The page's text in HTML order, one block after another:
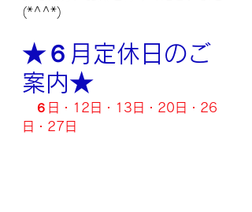
(*^^*)
★６月定休日のご
案内★
６日・12日・13日・20日・26
日・27日